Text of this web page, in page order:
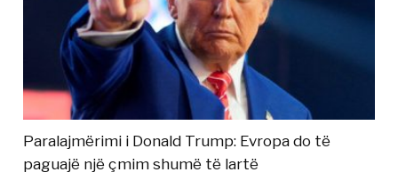
Paralajmërimi i Donald Trump: Evropa do të
paguajë një çmim shumë të lartë